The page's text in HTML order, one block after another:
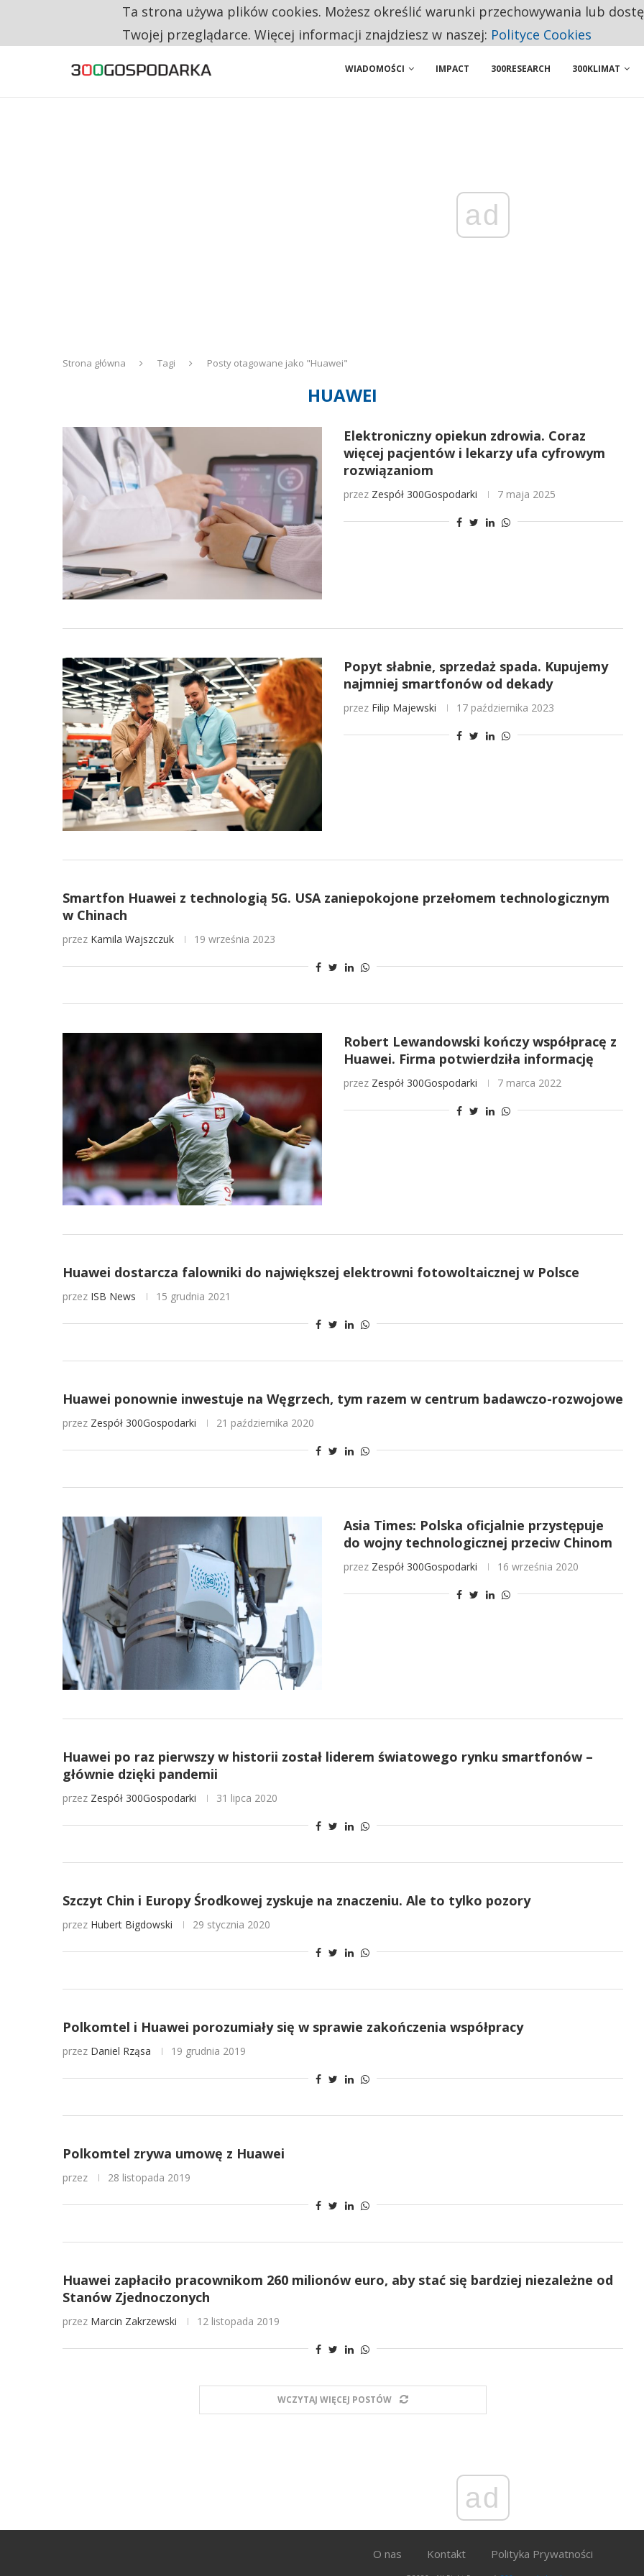
TRZECH NA CZTERECH PONOWNIE ZAŁOŻYŁOBY WŁASNĄ FIRMĘ. INNYM JUŻ TAK ŁATWO JEJ NIE POLECAJĄ
WIADOMOŚCI IMPACT 300RESEARCH 300KLIMAT
ad
Strona główna Tagi Posty otagowane jako "Huawei"
HUAWEI
Elektroniczny opiekun zdrowia. Coraz
więcej pacjentów i lekarzy ufa cyfrowym
rozwiązaniom
przez Zespół 300Gospodarki 7 maja 2025
Popyt słabnie, sprzedaż spada. Kupujemy
najmniej smartfonów od dekady
przez Filip Majewski 17 października 2023
Smartfon Huawei z technologią 5G. USA zaniepokojone przełomem technologicznym
w Chinach
przez Kamila Wajszczuk 19 września 2023
Robert Lewandowski kończy współpracę z
Huawei. Firma potwierdziła informację
przez Zespół 300Gospodarki 7 marca 2022
Huawei dostarcza falowniki do największej elektrowni fotowoltaicznej w Polsce
przez ISB News 15 grudnia 2021
Huawei ponownie inwestuje na Węgrzech, tym razem w centrum badawczo-rozwojowe
przez Zespół 300Gospodarki 21 października 2020
Asia Times: Polska oficjalnie przystępuje
do wojny technologicznej przeciw Chinom
przez Zespół 300Gospodarki 16 września 2020
Huawei po raz pierwszy w historii został liderem światowego rynku smartfonów –
głównie dzięki pandemii
przez Zespół 300Gospodarki 31 lipca 2020
Szczyt Chin i Europy Środkowej zyskuje na znaczeniu. Ale to tylko pozory
przez Hubert Bigdowski 29 stycznia 2020
Polkomtel i Huawei porozumiały się w sprawie zakończenia współpracy
przez Daniel Rząsa 19 grudnia 2019
Polkomtel zrywa umowę z Huawei
przez 28 listopada 2019
Huawei zapłaciło pracownikom 260 milionów euro, aby stać się bardziej niezależne od
Stanów Zjednoczonych
przez Marcin Zakrzewski 12 listopada 2019
WCZYTAJ WIĘCEJ POSTÓW
ad
O nas Kontakt Polityka Prywatności
Ta strona używa plików cookies. Możesz określić warunki przechowywania lub
Twojej przeglądarce. Więcej informacji znajdziesz w naszej: Polityce Cookies